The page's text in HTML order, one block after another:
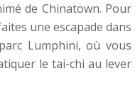
de Chinatown. Pour
une escapade dans
Lumphini, où vous
le tai-chi au lever